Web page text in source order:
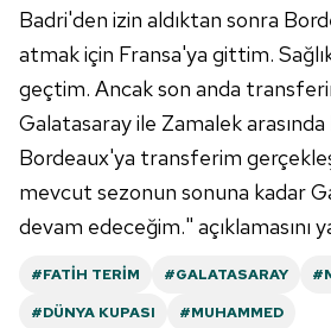
Badri'den izin aldıktan sonra
atmak için Fransa'ya gittim.
geçtim. Ancak son anda
Galatasaray ile Zamalek
Bordeaux'ya transferim
mevcut sezonun sonuna kadar
devam edeceğim." açıklamasını
#FATIH TERIM #GALATASARAY
#DÜNYA KUPASI
#MUHAMMED